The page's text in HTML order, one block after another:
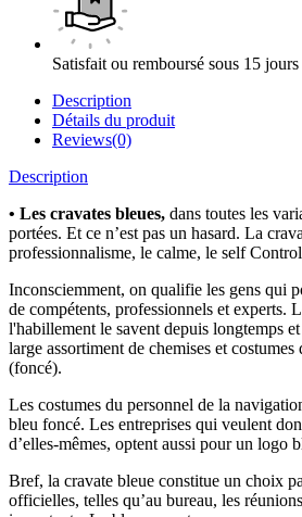
Satisfait ou remboursé sous 15 jours
Description
Détails du produit
Reviews(0)
Description
• Les cravates bleues, dans toutes les
portées. Et ce n’est pas un hasard. La
professionnalisme, le calme, le self
Inconsciemment, on qualifie les gens qui
de compétents, professionnels et experts.
l'habillement le savent depuis longtemps
large assortiment de chemises et costumes
(foncé).
Les costumes du personnel de la
bleu foncé. Les entreprises qui veulent
d’elles-mêmes, optent aussi pour un logo
Bref, la cravate bleue constitue un choix
officielles, telles qu’au bureau, les